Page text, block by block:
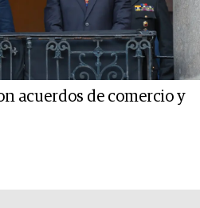
acuerdos de comercio y